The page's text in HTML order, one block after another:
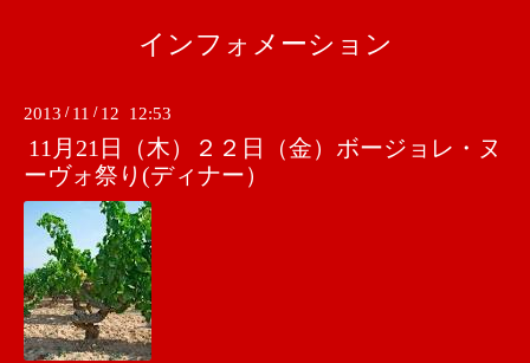
インフォメーション
2013 / 11 / 12 12:53
11月21日（木）２２日（金）ボージョレ・ヌ
ーヴォ祭り(ディナー）